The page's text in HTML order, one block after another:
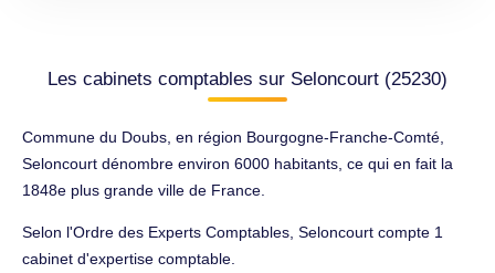
Les cabinets comptables sur Seloncourt (25230)
Commune du Doubs, en région Bourgogne-Franche-Comté,
Seloncourt dénombre environ 6000 habitants, ce qui en fait la
1848e plus grande ville de France.
Selon l'Ordre des Experts Comptables, Seloncourt compte 1
cabinet d'expertise comptable.